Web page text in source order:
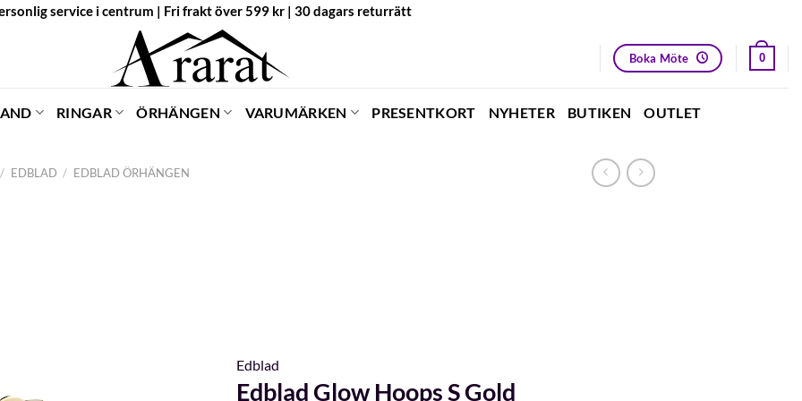
service i centrum | Fri frakt över 599 kr | 30 dagars returrätt
Boka Möte 0
RINGAR ÖRHÄNGEN VARUMÄRKEN PRESENTKORT NYHETER BUTIKEN OUTLET
/ EDBLAD / EDBLAD ÖRHÄNGEN
Edblad
Edblad Glow Hoops S Gold